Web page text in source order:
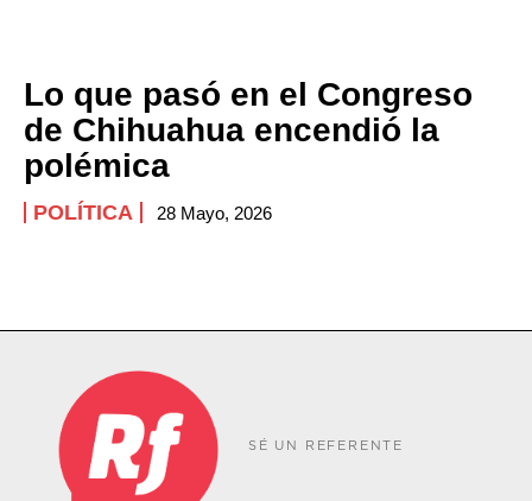
Lo que pasó en el Congreso
de Chihuahua encendió la
polémica
POLÍTICA 28 Mayo, 2026
SÉ UN REFERENTE